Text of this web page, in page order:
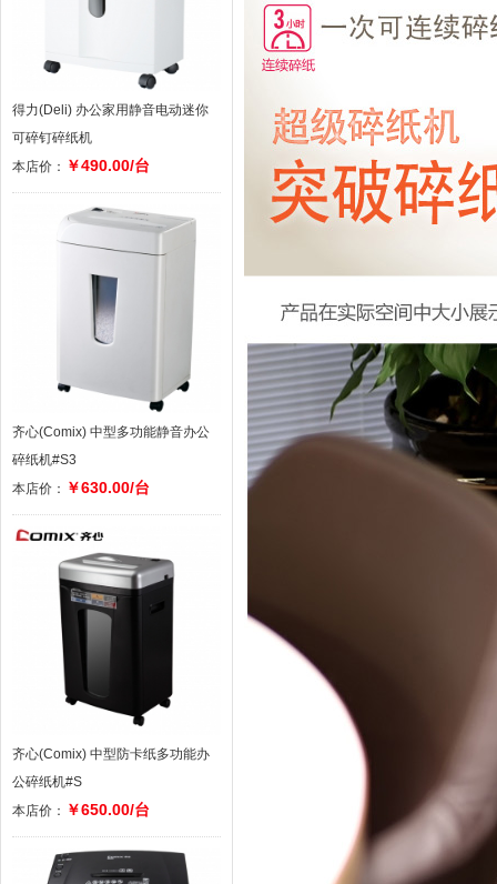
得力(Deli) 办公家用静音电动迷你
可碎钉碎纸机
本店价： ￥490.00/台
齐心(Comix) 中型多功能静音办公
碎纸机#S3
本店价： ￥630.00/台
齐心(Comix) 中型防卡纸多功能办
公碎纸机#S
本店价： ￥650.00/台